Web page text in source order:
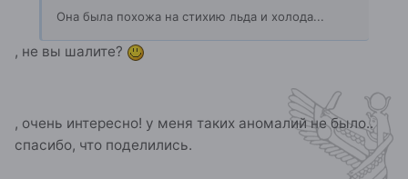
Она была похожа на стихию льда и холода...
, не вы шалите?
, очень интересно! у меня таких аномалий не было..
спасибо, что поделились.